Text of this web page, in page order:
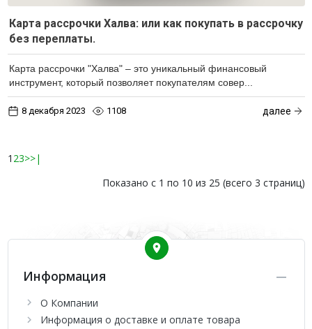
Карта рассрочки Халва: или как покупать в рассрочку
без переплаты.
Карта рассрочки "Халва" – это уникальный финансовый
инструмент, который позволяет покупателям совер...
8 декабря 2023 1108 далее
1 23>>|
Показано с 1 по 10 из 25 (всего 3 страниц)
Информация
О Компании
Информация о доставке и оплате товара